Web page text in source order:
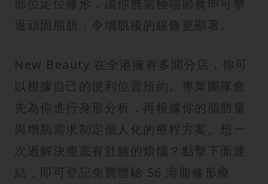
部位定位修形，讓你無需極端節食即可擊
退頑固脂肪，令增肌後的線條更顯著。
New Beauty 在全港擁有多間分店，你可
以根據自己的便利位置預約。專業團隊會
先為你進行身形分析，再根據你的脂肪量
與增肌需求制定個人化的療程方案。想一
次過解決瘦底有肚腩的煩惱？點擊下面連
結，即可登記免費體驗 S6 溶脂修形療